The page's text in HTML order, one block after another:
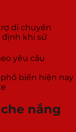
di chuyển
định khi sử
yêu cầu
nắng